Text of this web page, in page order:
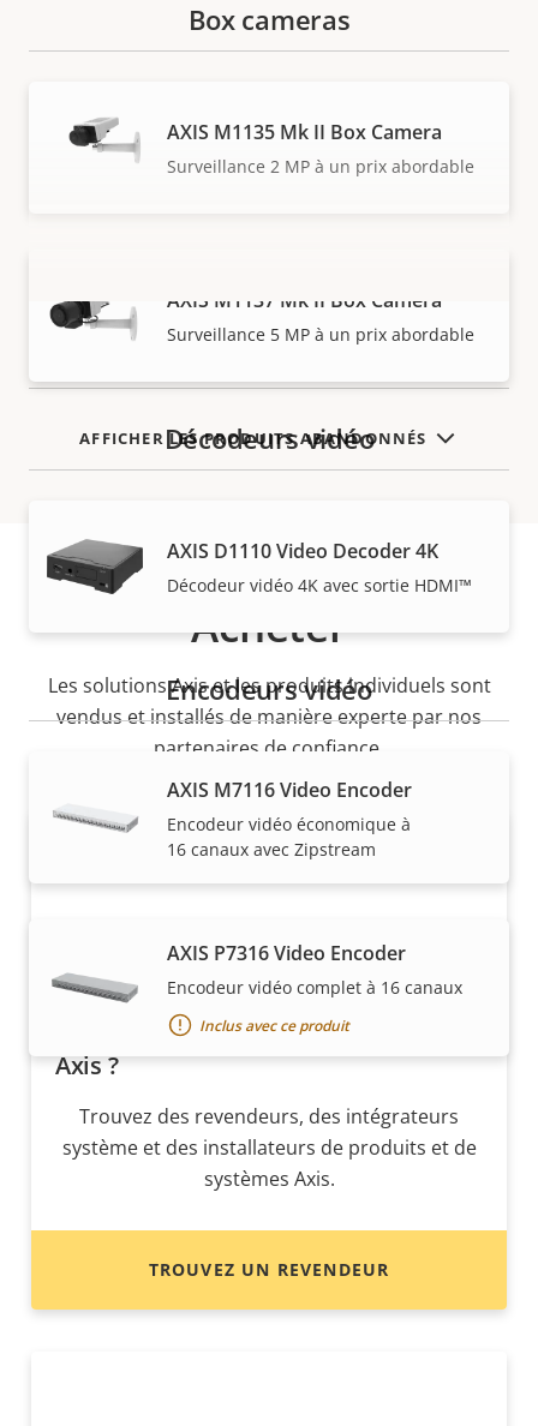
VOIR PLUS
Box cameras
AXIS M1135 Mk II Box Camera
Surveillance 2 MP à un prix abordable
AXIS M1137 Mk II Box Camera
Surveillance 5 MP à un prix abordable
Décodeurs vidéo
AXIS D1110 Video Decoder 4K
Décodeur vidéo 4K avec sortie HDMI™
Encodeurs vidéo
AXIS M7116 Video Encoder
Encodeur vidéo économique à
16 canaux avec Zipstream
AXIS P7316 Video Encoder
Encodeur vidéo complet à 16 canaux
Inclus avec ce produit
AFFICHER LES PRODUITS ABANDONNÉS
Acheter
Les solutions Axis et les produits individuels sont
vendus et installés de manière experte par nos
partenaires de confiance.
Vous voulez acheter des produits
Axis ?
Trouvez des revendeurs, des intégrateurs
système et des installateurs de produits et de
systèmes Axis.
TROUVEZ UN REVENDEUR